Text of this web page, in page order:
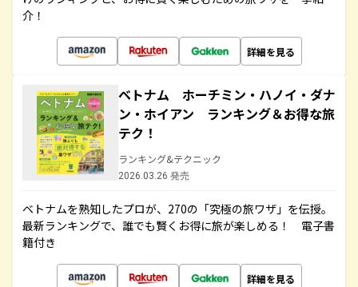
介！
詳細を見る
ベトナム ホーチミン・ハノイ・ダナ
ン・ホイアン ランキング＆お得な旅
テク！
ランキング&テクニック
2026.03.26 発売
ベトナムを熟知したプロが、270の「究極の旅ワザ」を伝授。
最新ランキングで、誰でも賢くお得に旅が楽しめる！ 電子書
籍付き
詳細を見る